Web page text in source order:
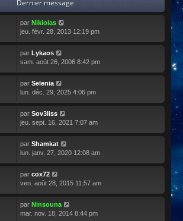
Dernier message
par Nikiolas
jeu. févr. 28, 2013 12:19 pm
par Lykaos
sam. août 26, 2006 8:42 pm
par Selenia
lun. déc. 29, 2025 4:06 pm
par Sov3liss
jeu. sept. 16, 2021 7:07 am
par Shamkat
lun. janv. 27, 2020 12:08 am
par cox72
ven. août 28, 2015 11:57 am
par Ninsouna
mar. nov. 18, 2014 8:44 pm